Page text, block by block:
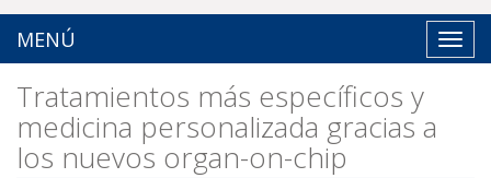
MENÚ
Tratamientos más específicos y
medicina personalizada gracias a
los nuevos organ-on-chip